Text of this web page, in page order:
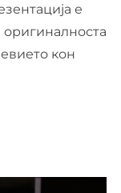
е
оригиналноста
кон